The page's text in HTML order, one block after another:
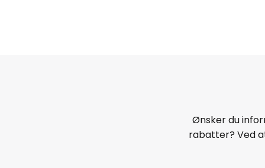
Ønsker du
rabatter? Ved